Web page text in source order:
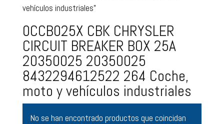
vehículos industriales”
0CCB025X CBK CHRYSLER
CIRCUIT BREAKER BOX 25A
20350025 20350025
8432294612522 264 Coche,
moto y vehículos industriales
No se han encontrado productos que coincidan